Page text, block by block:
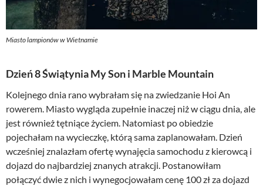
Miasto lampionów w Wietnamie
Dzień 8 Świątynia My Son i Marble Mountain
Kolejnego dnia rano wybrałam się na zwiedzanie Hoi An
rowerem. Miasto wygląda zupełnie inaczej niż w ciągu dnia, ale
jest również tętniące życiem. Natomiast po obiedzie
pojechałam na wycieczkę, którą sama zaplanowałam. Dzień
wcześniej znalazłam ofertę wynajęcia samochodu z kierowcą i
dojazd do najbardziej znanych atrakcji. Postanowiłam
połączyć dwie z nich i wynegocjowałam cenę 100 zł za dojazd